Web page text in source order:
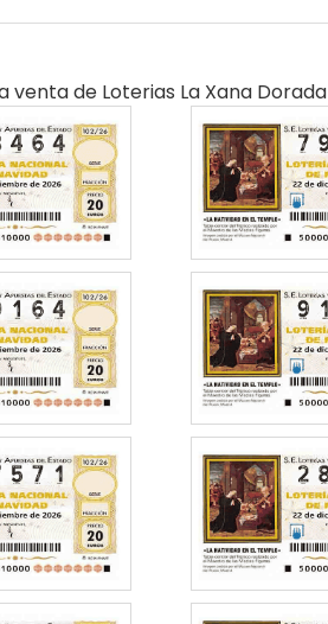
venta de Loterias La Xana Dorada